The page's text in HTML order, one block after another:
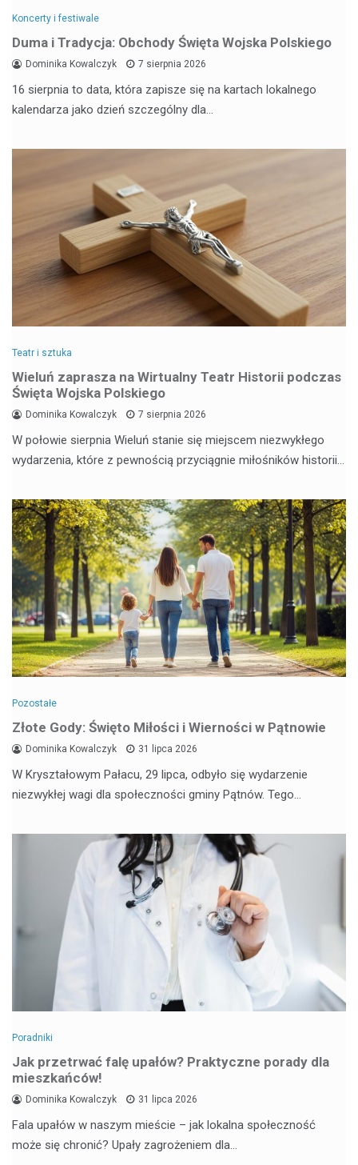
Koncerty i festiwale
Duma i Tradycja: Obchody Święta Wojska Polskiego
Dominika Kowalczyk 7 sierpnia 2026
16 sierpnia to data, która zapisze się na kartach lokalnego
kalendarza jako dzień szczególny dla…
Teatr i sztuka
Wieluń zaprasza na Wirtualny Teatr Historii podczas
Święta Wojska Polskiego
Dominika Kowalczyk 7 sierpnia 2026
W połowie sierpnia Wieluń stanie się miejscem niezwykłego
wydarzenia, które z pewnością przyciągnie miłośników historii…
Pozostałe
Złote Gody: Święto Miłości i Wierności w Pątnowie
Dominika Kowalczyk 31 lipca 2026
W Kryształowym Pałacu, 29 lipca, odbyło się wydarzenie
niezwykłej wagi dla społeczności gminy Pątnów. Tego…
Poradniki
Jak przetrwać falę upałów? Praktyczne porady dla
mieszkańców!
Dominika Kowalczyk 31 lipca 2026
Fala upałów w naszym mieście – jak lokalna społeczność
może się chronić? Upały zagrożeniem dla…